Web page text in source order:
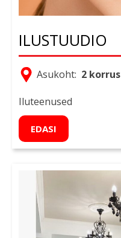
ILUSTUUDIO
Asukoht: 2 korrus
Iluteenused
EDASI